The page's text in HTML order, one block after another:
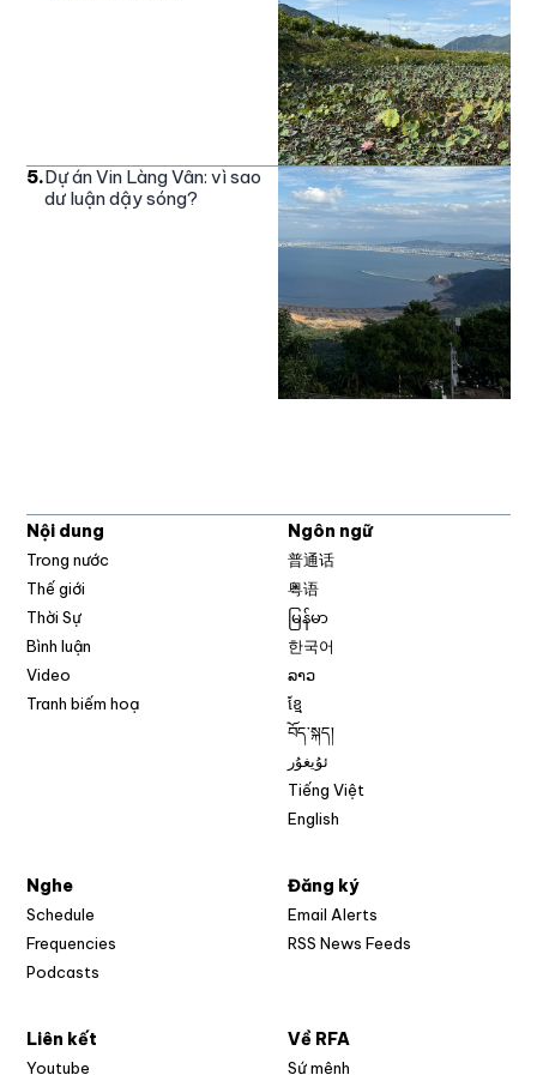
5.Dự án Vin Làng Vân: vì sao
dư luận dậy sóng?
Nội dung
Trong nước
Thế giới
Thời Sự
Bình luận
Video
Tranh biếm hoạ
Ngôn ngữ
普通话
粤语
မြန်မာ
한국어
ລາວ
ខ្មែ
བོད་སྐད།
ئۇيغۇر
Tiếng Việt
English
Nghe
Schedule
Frequencies
Podcasts
Đăng ký
Email Alerts
RSS News Feeds
Liên kết
Youtube
Về RFA
Sứ mệnh